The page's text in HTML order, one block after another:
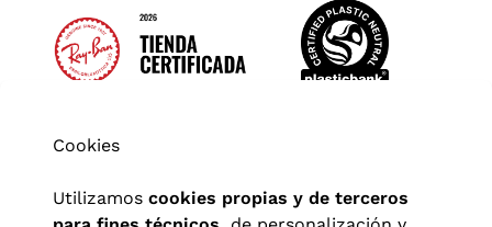
Cookies
Utilizamos cookies propias y de terceros